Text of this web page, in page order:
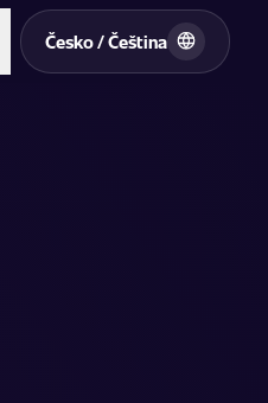
Česko / Čeština